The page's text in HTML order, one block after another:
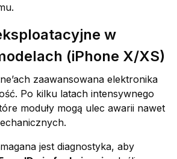
w
(iPhone X/XS)
zaawansowana elektronika
Po kilku latach intensywnego
moduły mogą ulec awarii nawet
jest diagnostyka, aby